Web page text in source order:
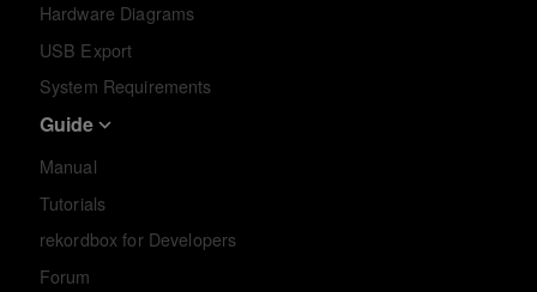
Hardware Diagrams
USB Export
System Requirements
Guide
Manual
Tutorials
rekordbox for Developers
Forum